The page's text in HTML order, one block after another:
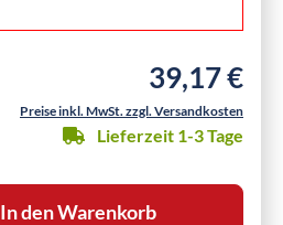
Regulärer
39,17 €
Preise inkl. MwSt. zzgl. Versandkosten
Lieferzeit 1-3 Tage
In den Warenkorb